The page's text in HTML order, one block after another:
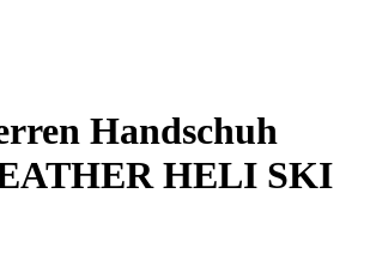
Handschuh
HELI SKI